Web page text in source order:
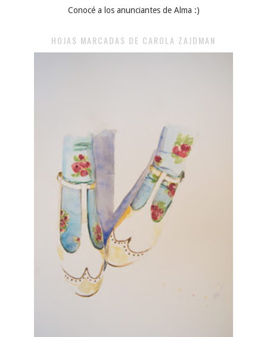
Conocé a los anunciantes de Alma :)
HOJAS MARCADAS DE CAROLA ZAJDMAN